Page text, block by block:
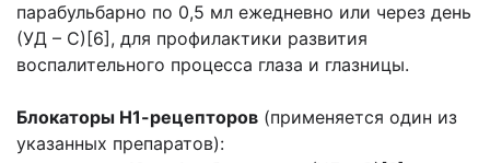
парабульбарно по 0,5 мл ежедневно или через день
(УД – С)[6], для профилактики развития
воспалительного процесса глаза и глазницы.
Блокаторы Н1-рецепторов (применяется один из
указанных препаратов):